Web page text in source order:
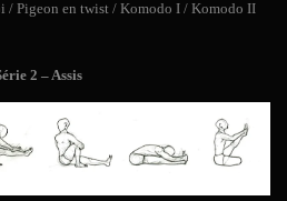
/ Pigeon en twist / Komodo I / Komodo II
2 – Assis